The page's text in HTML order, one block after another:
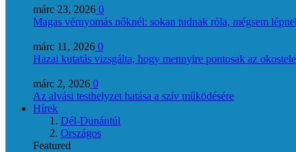
márc 23, 2026 0
Magas vérnyomás nőknél: sokan tudnak róla, mégsem
márc 11, 2026 0
Hazai kutatás vizsgálta, hogy mennyire pontosak az
márc 2, 2026 0
Az alvási testhelyzet hatása a szív működésére
Hírek
Dél-Dunántúl
Országos
Featured